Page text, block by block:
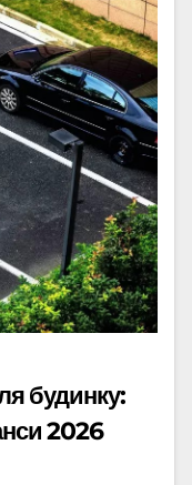
будинку:
2026